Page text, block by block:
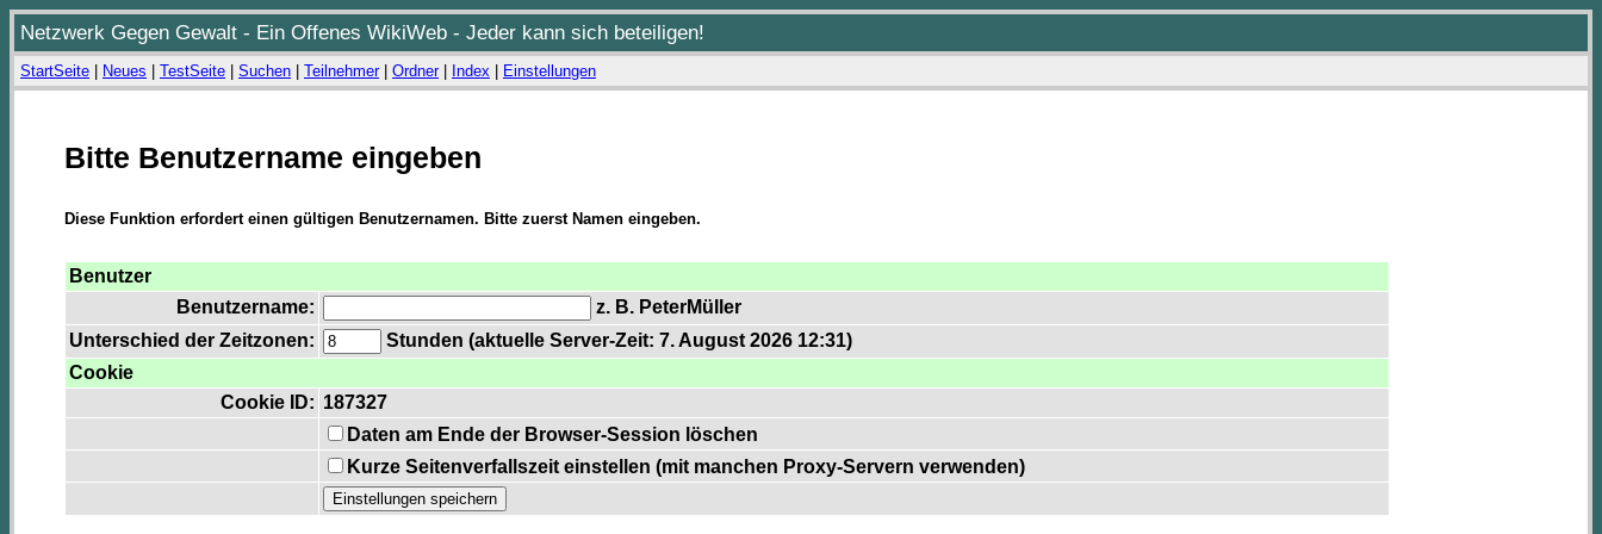
Netzwerk Gegen Gewalt - Ein Offenes WikiWeb - Jeder kann sich beteiligen!
StartSeite Neues TestSeite Suchen Teilnehmer| Ordner| Index Einstellungen
Bitte Benutzername eingeben
Diese Funktion erfordert einen gültigen Benutzernamen. Bitte zuerst Namen eingeben.
Benutzer
Benutzername:
z. B. PeterMüller
Unterschied der Zeitzonen:
Stunden (aktuelle Server-Zeit: 7. August 2026 12:31)
Cookie
Cookie ID: 187327
Daten am Ende der Browser-Session löschen
Kurze Seitenverfallszeit einstellen (mit manchen Proxy-Servern verwenden)